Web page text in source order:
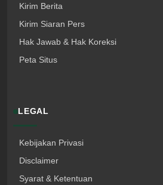
Kirim Berita
Kirim Siaran Pers
Hak Jawab & Hak Koreksi
Peta Situs
LEGAL
Kebijakan Privasi
Disclaimer
Syarat & Ketentuan